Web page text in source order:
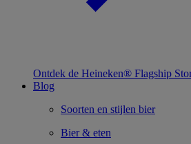
Ontdek de Heineken® Flagship
Blog
Soorten en stijlen bier
Bier & eten